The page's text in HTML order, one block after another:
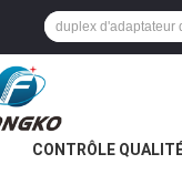
CONTRÔLE